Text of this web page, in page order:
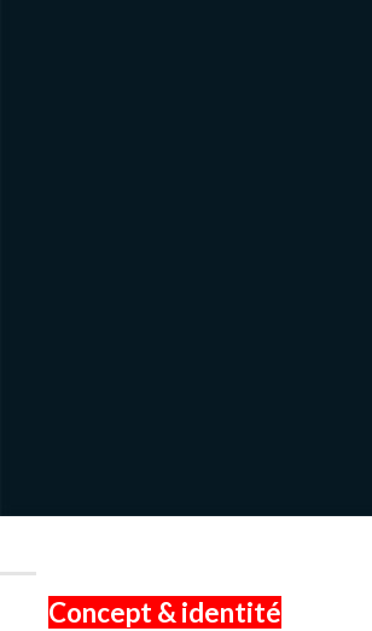
Concept & identité